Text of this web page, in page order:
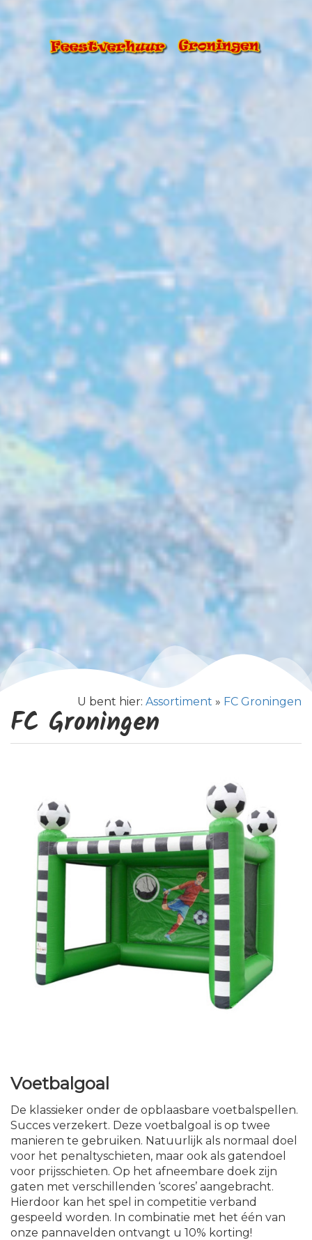
U bent hier: Assortiment » FC Groningen
FC Groningen
Voetbalgoal
De klassieker onder de opblaasbare voetbalspellen.
Succes verzekert. Deze voetbalgoal is op twee
manieren te gebruiken. Natuurlijk als normaal doel
voor het penaltyschieten, maar ook als gatendoel
voor prijsschieten. Op het afneembare doek zijn
gaten met verschillenden ‘scores’ aangebracht.
Hierdoor kan het spel in competitie verband
gespeeld worden. In combinatie met het één van
onze pannavelden ontvangt u 10% korting!